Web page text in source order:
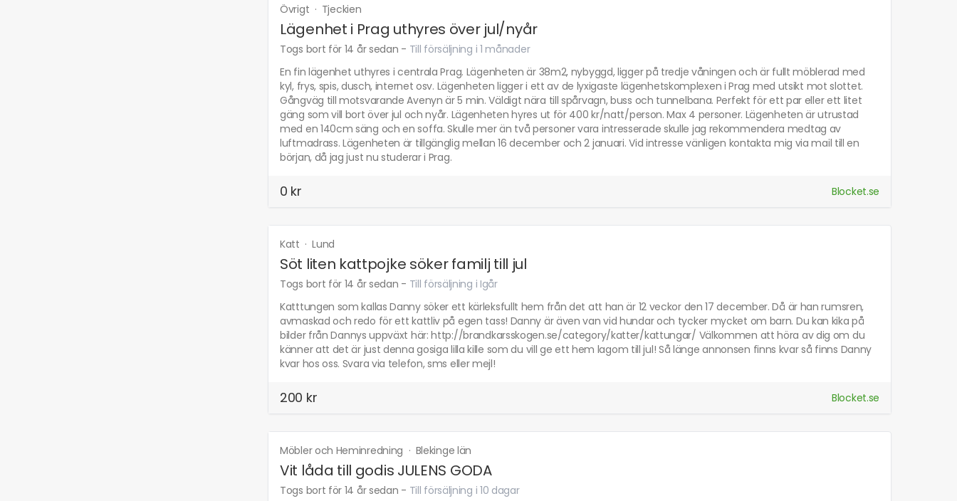
Övrigt · Tjeckien
Lägenhet i Prag uthyres över jul/nyår
Togs bort för 14 år sedan - Till försäljning i 1 månader
En fin lägenhet uthyres i centrala Prag. Lägenheten är 38m2, nybyggd, ligger på tredje våningen och är fullt möblerad med
kyl, frys, spis, dusch, internet osv. Lägenheten ligger i ett av de lyxigaste lägenhetskomplexen i Prag med utsikt mot slottet.
Gångväg till motsvarande Avenyn är 5 min. Väldigt nära till spårvagn, buss och tunnelbana. Perfekt för ett par eller ett litet
gäng som vill bort över jul och nyår. Lägenheten hyres ut för 400 kr/natt/person. Max 4 personer. Lägenheten är utrustad
med en 140cm säng och en soffa. Skulle mer än två personer vara intresserade skulle jag rekommendera medtag av
luftmadrass. Lägenheten är tillgänglig mellan 16 december och 2 januari. Vid intresse vänligen kontakta mig via mail till en
början, då jag just nu studerar i Prag.
0 kr Blocket.se
Katt ·Lund
Söt liten kattpojke söker familj till jul
Togs bort för 14 år sedan - Till försäljning i Igår
Katttungen som kallas Danny söker ett kärleksfullt hem från det att han är 12 veckor den 17 december. Då är han rumsren,
avmaskad och redo för ett kattliv på egen tass! Danny är även van vid hundar och tycker mycket om barn. Du kan kika på
bilder från Dannys uppväxt här: http://brandkarsskogen.se/category/katter/kattungar/ Välkommen att höra av dig om du
känner att det är just denna gosiga lilla kille som du vill ge ett hem lagom till jul! Så länge annonsen finns kvar så finns Danny
kvar hos oss. Svara via telefon, sms eller mejl!
200 kr Blocket.se
Möbler och Heminredning · Blekinge län
Vit låda till godis JULENS GODA
Togs bort för 14 år sedan - Till försäljning i 10 dagar